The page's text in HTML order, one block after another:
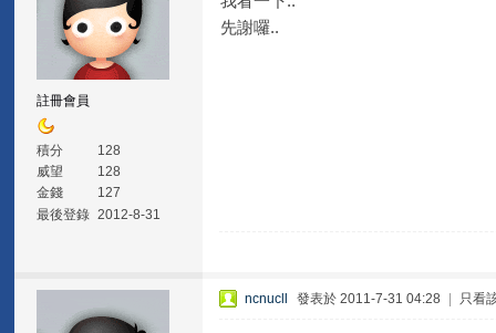
註冊會員
積分
128
威望
128
金錢
127
最後登錄 2012-8-31
先謝囉..
ncnucll 發表於 2011-7-31 04:28 只看